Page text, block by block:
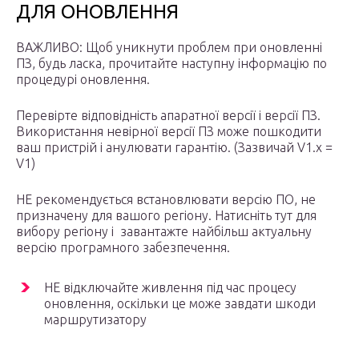
ДЛЯ ОНОВЛЕННЯ
ВАЖЛИВО: Щоб уникнути проблем при оновленні
ПЗ, будь ласка, прочитайте наступну інформацію по
процедурі оновлення.
Перевірте відповідність апаратної версії і версії ПЗ.
Використання невірної версії ПЗ може пошкодити
ваш пристрій і анулювати гарантію. (Зазвичай V1.x =
V1)
НЕ рекомендується встановлювати версію ПО, не
призначену для вашого регіону. Натисніть тут для
вибору регіону і завантажте найбільш актуальну
версію програмного забезпечення.
НЕ відключайте живлення під час процесу
оновлення, оскільки це може завдати шкоди
маршрутизатору